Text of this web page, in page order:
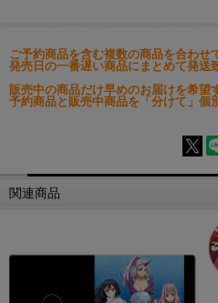
ご予約商品を含む複数の商品を合わせ
発売日の一番遅い商品にまとめて発送
販売中の商品だけ早めのお届けを希望
予約商品と販売中商品を「分けて」個
関連商品